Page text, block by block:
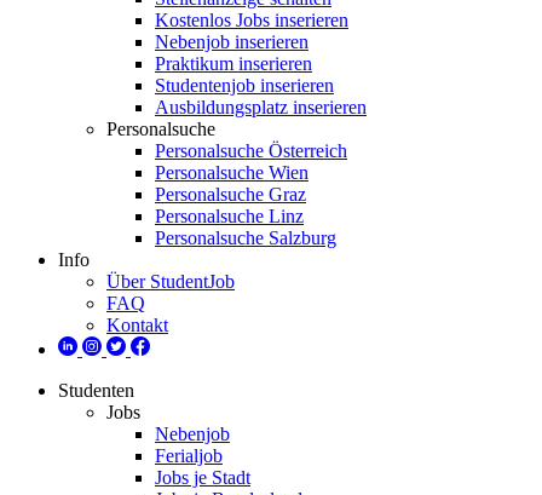
Kostenlos Jobs inserieren
Nebenjob inserieren
Praktikum inserieren
Studentenjob inserieren
Ausbildungsplatz inserieren
Personalsuche
Personalsuche Österreich
Personalsuche Wien
Personalsuche Graz
Personalsuche Linz
Personalsuche Salzburg
Info
Über StudentJob
FAQ
Kontakt
Studenten
Jobs
Nebenjob
Ferialjob
Jobs je Stadt